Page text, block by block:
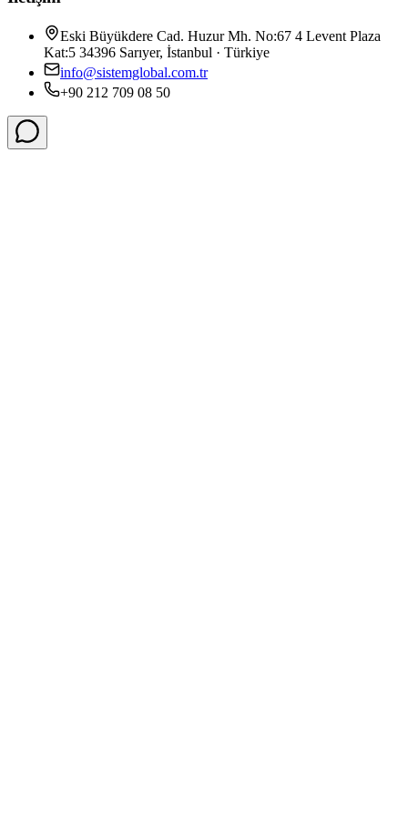
Eski Büyükdere Cad. Huzur Mh. No:67 4 Levent Plaza
Kat:5 34396 Sarıyer, İstanbul · Türkiye
info@sistemglobal.com.tr
+90 212 709 08 50